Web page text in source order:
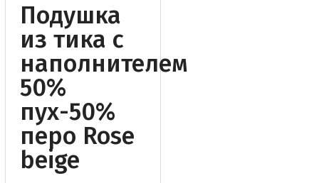
Подушка
из тика с
наполнителем
50%
пух-50%
перо Rose
beige